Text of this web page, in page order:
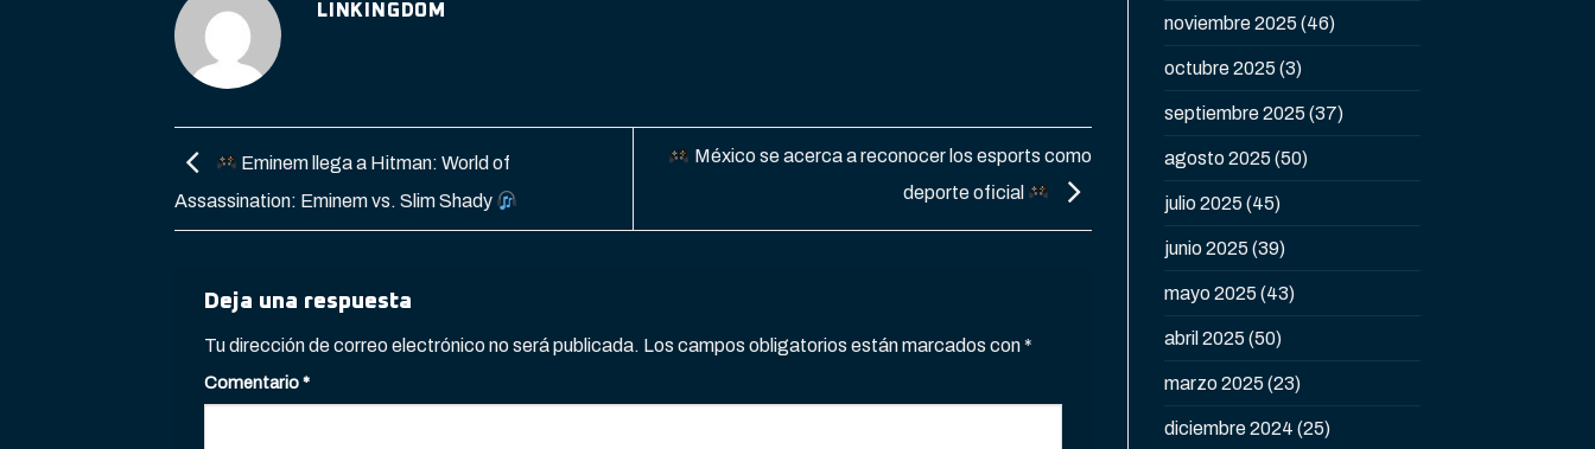
LINKINGDOM
Eminem llega a Hitman: World of
Assassination: Eminem vs. Slim Shady
México se acerca a reconocer los esports como
deporte oficial
Deja una respuesta
Tu dirección de correo electrónico no será publicada. Los campos obligatorios están marcados con*
Comentario*
noviembre 2025 (46)
octubre 2025 (3)
septiembre 2025 (37)
agosto 2025 (50)
julio 2025 (45)
junio 2025 (39)
mayo 2025 (43)
abril 2025 (50)
marzo 2025 (23)
diciembre 2024 (25)